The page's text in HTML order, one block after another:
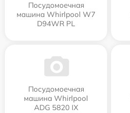
Посудомоечная
машина Whirlpool W7
D94WR PL
Посудомоечная
машина Whirlpool
ADG 5820 IX